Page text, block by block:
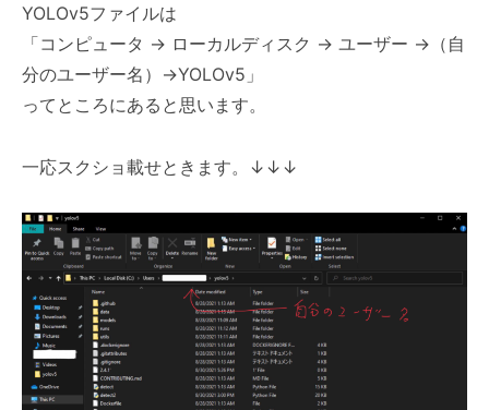
YOLOv5ファイルは
「コンピュータ → ローカルディスク → ユーザー →（自
分のユーザー名） →YOLOv5」
ってところにあると思います。
一応スクショ載せときます。↓ ↓ ↓